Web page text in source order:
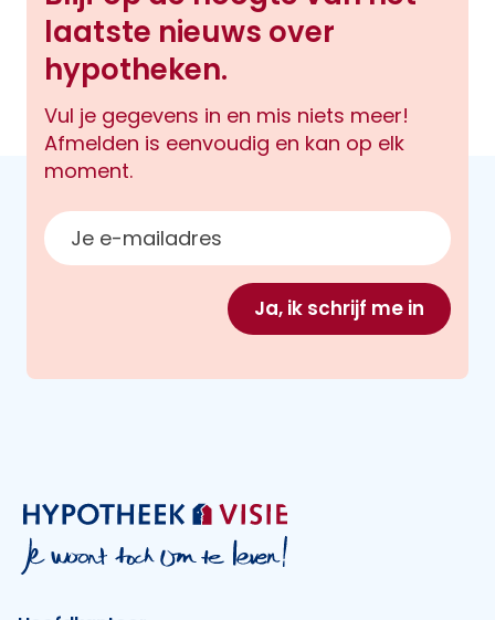
laatste nieuws over
hypotheken.
Vul je gegevens in en mis niets meer!
Afmelden is eenvoudig en kan op elk
moment.
E-mailadres
Ja, ik schrijf me in